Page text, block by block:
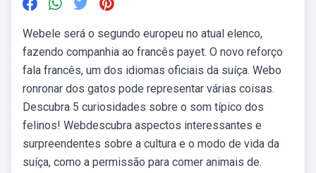
Webele será o segundo europeu no atual elenco,
fazendo companhia ao francês payet. O novo reforço
fala francês, um dos idiomas oficiais da suíça. Webo
ronronar dos gatos pode representar várias coisas.
Descubra 5 curiosidades sobre o som típico dos
felinos! Webdescubra aspectos interessantes e
surpreendentes sobre a cultura e o modo de vida da
suíça, como a permissão para comer animais de.